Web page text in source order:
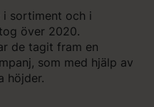
i sortiment och i
över 2020.
de tagit fram en
som med hjälp av
höjder.